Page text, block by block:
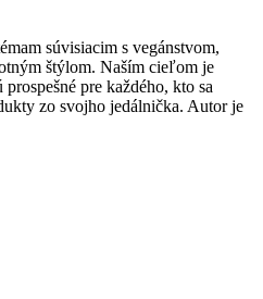
súvisiacim s vegánstvom,
štýlom. Naším cieľom je
pre každého, kto sa
zo svojho jedálnička. Autor je